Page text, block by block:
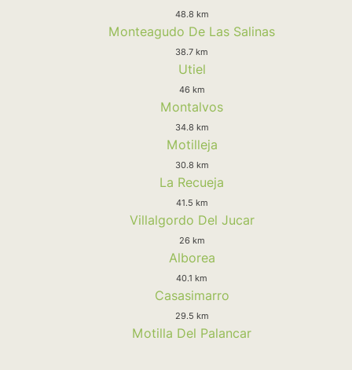
48.8 km
Monteagudo De Las Salinas
38.7 km
Utiel
46 km
Montalvos
34.8 km
Motilleja
30.8 km
La Recueja
41.5 km
Villalgordo Del Jucar
26 km
Alborea
40.1 km
Casasimarro
29.5 km
Motilla Del Palancar